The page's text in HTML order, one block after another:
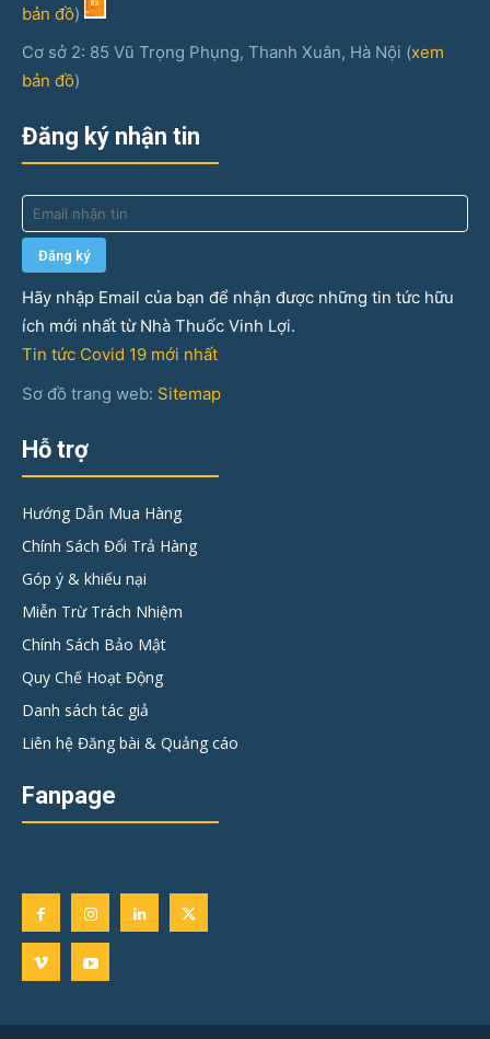
bản đồ)
Cơ sở 2: 85 Vũ Trọng Phụng, Thanh Xuân, Hà Nội (xem
bản đồ)
Đăng ký nhận tin
Hãy nhập Email của bạn để nhận được những tin tức hữu
ích mới nhất từ Nhà Thuốc Vinh Lợi.
Tin tức Covid 19 mới nhất
Sơ đồ trang web: Sitemap
Hỗ trợ
Hướng Dẫn Mua Hàng
Chính Sách Đổi Trả Hàng
Góp ý & khiếu nại
Miễn Trừ Trách Nhiệm
Chính Sách Bảo Mật
Quy Chế Hoạt Động
Danh sách tác giả
Liên hệ Đăng bài & Quảng cáo
Fanpage